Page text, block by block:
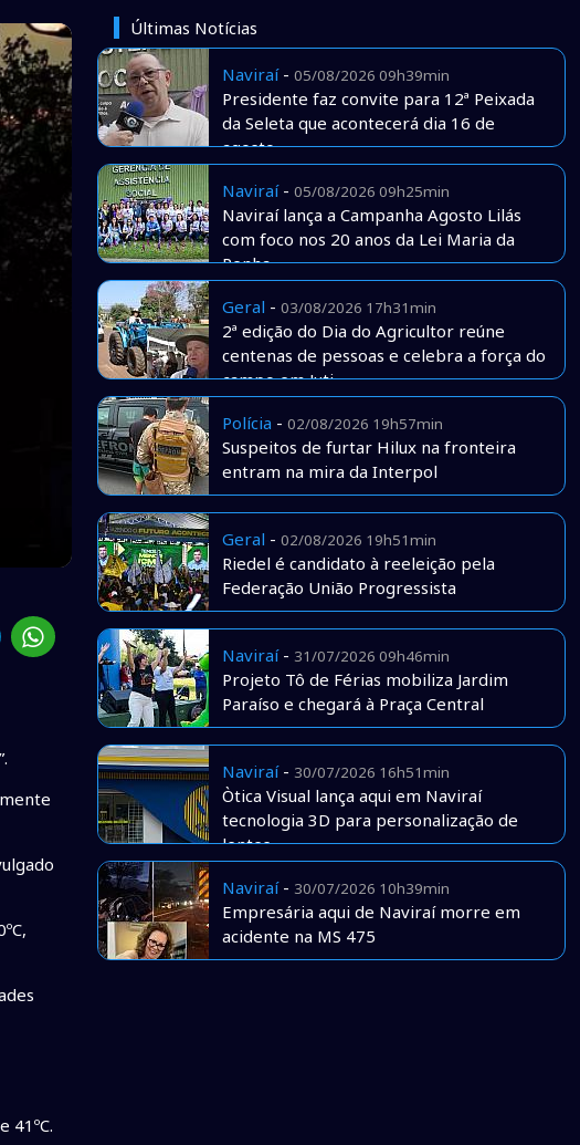
41ºC.
Últimas Notícias
Naviraí- 05/08/2026 09h39min
Presidente faz convite para 12ª Peixada
da Seleta que acontecerá dia 16 de
agosto
Naviraí- 05/08/2026 09h25min
Naviraí lança a Campanha Agosto Lilás
com foco nos 20 anos da Lei Maria da
Penha
Geral - 03/08/2026 17h31min
2ª edição do Dia do Agricultor reúne
centenas de pessoas e celebra a força do
campo em Juti
Polícia - 02/08/2026 19h57min
Suspeitos de furtar Hilux na fronteira
entram na mira da Interpol
Geral - 02/08/2026 19h51min
Riedel é candidato à reeleição pela
Federação União Progressista
Naviraí- 31/07/2026 09h46min
Projeto Tô de Férias mobiliza Jardim
Paraíso e chegará à Praça Central
Naviraí- 30/07/2026 16h51min
Òtica Visual lança aqui em Naviraí
tecnologia 3D para personalização de
lentes
Naviraí- 30/07/2026 10h39min
Empresária aqui de Naviraí morre em
acidente na MS 475